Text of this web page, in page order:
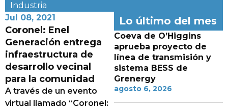
Industria
Jul 08, 2021
Coronel: Enel
Generación entrega
infraestructura de
desarrollo vecinal
para la comunidad
A través de un evento
virtual llamado “Coronel:
Lo último del mes
Coeva de O’Higgins
aprueba proyecto de
línea de transmisión y
sistema BESS de
Grenergy
agosto 6, 2026